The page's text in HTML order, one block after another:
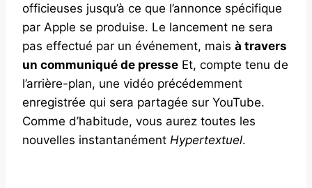
officieuses jusqu’à ce que l’annonce spécifique
par Apple se produise. Le lancement ne sera
pas effectué par un événement, mais à travers
un communiqué de presse Et, compte tenu de
l’arrière-plan, une vidéo précédemment
enregistrée qui sera partagée sur YouTube.
Comme d’habitude, vous aurez toutes les
nouvelles instantanément Hypertextuel.